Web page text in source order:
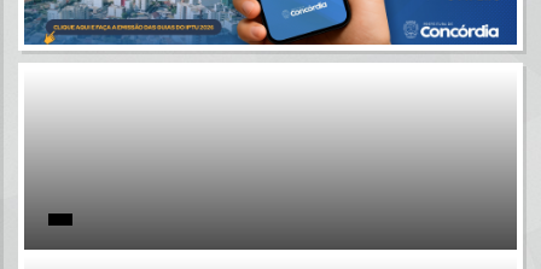
Por favor, aguarde...
Por favor, aguarde...